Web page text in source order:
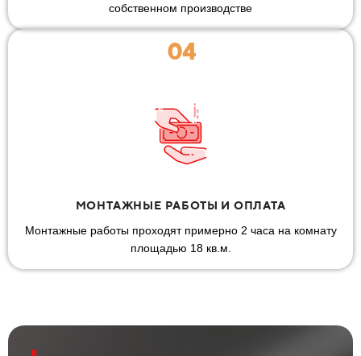
собственном производстве
04
МОНТАЖНЫЕ РАБОТЫ И ОПЛАТА
Монтажные работы проходят примерно 2 часа на комнату
площадью 18 кв.м.